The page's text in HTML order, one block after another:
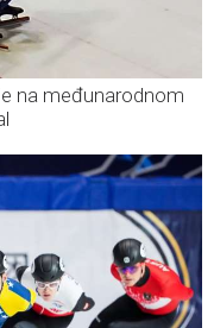
na međunarodnom